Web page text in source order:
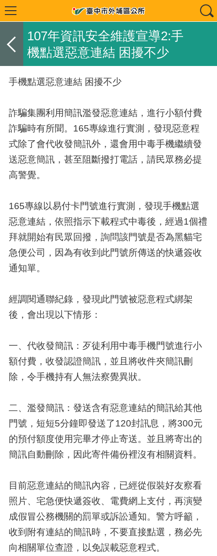
107年資訊安全維護宣導2:手
機點選惡意連結 困擾不少
手機點選惡意連結 困擾不少
詐騙集團利用簡訊濫發惡意連結，進行小額付費
詐騙時有所聞。165專線進行實測，發現惡意程
式除了會代收發簡訊外，還會用中毒手機繼續發
送惡意簡訊，甚至阻斷撥打電話，請民眾務必提
高警覺。
165專線以易付卡門號進行實測，發現手機點選
惡意連結，依照指示下載程式中毒後，經過1個禮
拜就開始有民眾回撥，詢問該門號是否為黑貓宅
急便公司，因為有收到此門號所傳送的快遞簽收
通知單。
經調閱通聯紀錄，發現此門號被惡意程式綁架
後，會出現以下情形：
一、代收發簡訊：歹徒利用中毒手機門號進行小
額付費，收發認證簡訊，並且將收件夾簡訊刪
除，令手機持有人無法察覺異狀。
二、濫發簡訊：發送含有惡意連結的簡訊給其他
門號，短短5分鐘即發送了120封訊息，將300元
的預付額度使用完畢才停止寄送。並且將寄出的
簡訊自動刪除，因此寄件備份裡沒有相關資料。
目前惡意連結的簡訊內容，已經從假裝好友察看
照片、宅急便快遞簽收、電費網上支付，再演變
成假冒公務機關的罰單或訴訟通知。警方呼籲，
收到附有連結的簡訊時，不要直接點選，務必先
向相關單位查證，以免誤載惡意程式。